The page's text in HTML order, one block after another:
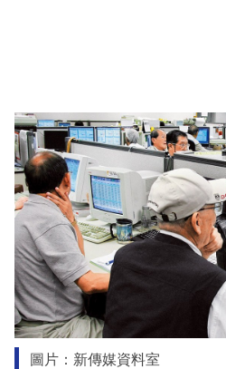
圖片：新傳媒資料室